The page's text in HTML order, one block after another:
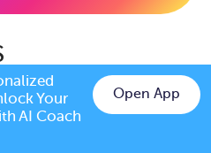
Chat on LINE
Your
AI Coach
Open App